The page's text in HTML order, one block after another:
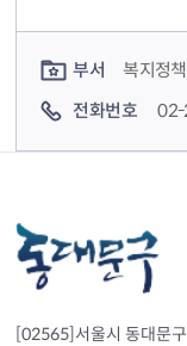
부서
복지정
전화번호
[02565]서울시 동대문